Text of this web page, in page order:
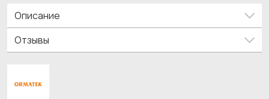
Описание
Отзывы